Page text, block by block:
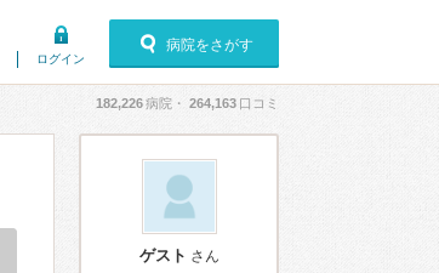
ログイン
病院をさがす
182,226病院・ 264,163 口コミ
ゲスト さん